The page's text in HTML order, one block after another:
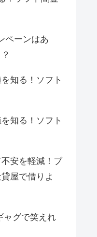
ペーンはあ
知る！ソフト
知る！ソフト
安を軽減！ブ
屋で借りよ
ャグで笑えれ